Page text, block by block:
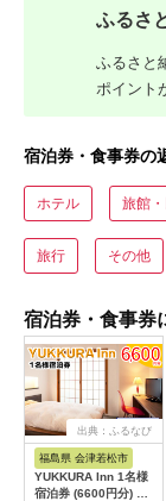
ふるさ
ふるさと
ポイント
宿泊券・食事券の
ホテル 旅館
旅行 その他
宿泊券・食事券
出典：ふるなび
福島県 会津若松市
YUKKURA Inn 1名様
宿泊券 (6600円分) ワ